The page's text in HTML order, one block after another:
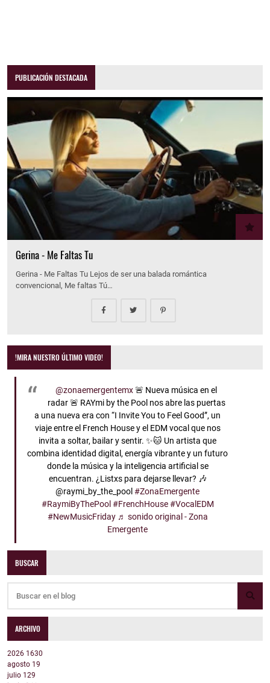
PUBLICACIÓN DESTACADA
Gerina - Me Faltas Tu
Gerina - Me Faltas Tu Lejos de ser una balada romántica
convencional, Me faltas Tú…
!MIRA NUESTRO ÚLTIMO VIDEO!
@zonaemergentemx🚨 Nueva música en el
radar 🚨 RAYmi by the Pool nos abre las puertas
a una nueva era con “I Invite You to Feel Good”, un
viaje entre el French House y el EDM vocal que nos
invita a soltar, bailar y sentir. ✨🐱 Un artista que
combina identidad digital, energía vibrante y un futuro
donde la música y la inteligencia artificial se
encuentran. ¿Listxs para dejarse llevar? 🎶
@raymi_by_the_pool#ZonaEmergente
#RaymiByThePool #FrenchHouse #VocalEDM
#NewMusicFriday ♬ sonido original - Zona
Emergente
BUSCAR
ARCHIVO
2026 1630
agosto 19
julio 129